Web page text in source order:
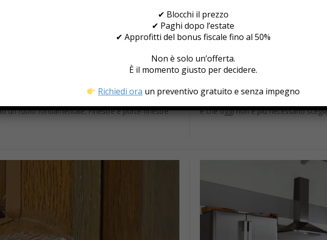
Infissi Influenzano il Benessere
spesso l’attenzione si concentra
o sulla scelta degli spazi. In realtà, gran parte del
da elementi molto più tecnici, ma altrettanto
un ruolo fondamentale. Finestre e porte-finestre
Aprile 14, 2026
Serramenti e Sicurezza:
Rinunciare allo Stile
Quando si scelgono i serramenti,
sicurezza viene considerata solo in
rappresentano uno dei principali
è che oggi non è più necessario
✔ Blocchi il prezzo
✔ Paghi dopo l’estate
✔ Approfitti del bonus fiscale fino al 50%
Non è solo un’offerta.
È il momento giusto per decidere.
Richiedi ora un preventivo gratuito e senza impegno